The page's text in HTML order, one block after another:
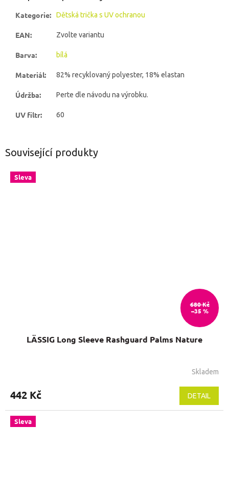
Kategorie: Dětská trička s UV ochranou
EAN: Zvolte variantu
Barva: bílá
Materiál: 82% recyklovaný polyester, 18% elastan
Údržba: Perte dle návodu na výrobku.
UV filtr: 60
Související produkty
Sleva
680 Kč
–35 %
LÄSSIG Long Sleeve Rashguard Palms Nature
Skladem
442 Kč DETAIL
Sleva